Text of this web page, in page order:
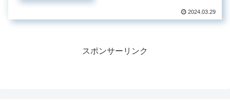
2024.03.29
スポンサーリンク